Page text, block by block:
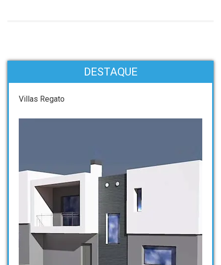
DESTAQUE
Villas Regato